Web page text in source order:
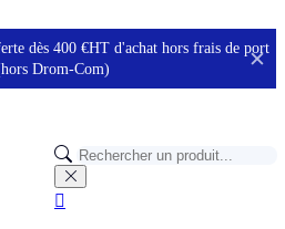
dès 400 €HT d'achat hors frais de port
Drom-Com)
✕
